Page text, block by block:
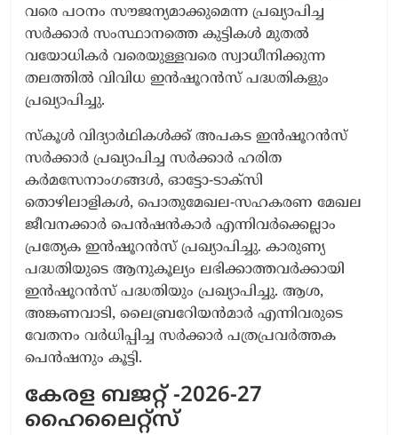
വരെ പഠനം സൗജന്യമാക്കുമെന്ന പ്രഖ്യാപിച്ച
സർക്കാർ സംസ്ഥാനത്തെ കുട്ടികൾ മുതൽ
വയോധികർ വരെയുള്ളവരെ സ്വാധീനിക്കുന്ന
തലത്തിൽ വിവിധ ഇൻഷൂറൻസ് പദ്ധതികളും
പ്രഖ്യാപിച്ചു.
സ്കൂൾ വിദ്യാർഥികൾക്ക് അപകട ഇൻഷൂറൻസ്
സർക്കാർ പ്രഖ്യാപിച്ച സർക്കാർ ഹരിത
കർമസേനാംഗങ്ങൾ, ഓട്ടോ-ടാക്സി
തൊഴിലാളികൾ, പൊതുമേഖല-സഹകരണ മേഖല
ജീവനക്കാർ പെൻഷൻകാർ എന്നിവർക്കെല്ലാം
പ്രത്യേക ഇൻഷൂറൻസ് പ്രഖ്യാപിച്ചു. കാരുണ്യ
പദ്ധതിയുടെ ആനുകൂല്യം ലഭിക്കാത്തവർക്കായി
ഇൻഷൂറൻസ് പദ്ധതിയും പ്രഖ്യാപിച്ചു. ആശ,
അങ്കണവാടി, ലൈബ്രറേിയൻമാർ എന്നിവരുടെ
വേതനം വർധിപ്പിച്ച സർക്കാർ പത്രപ്രവർത്തക
പെൻഷനും കൂട്ടി.
കേരള ബജറ്റ് -2026-27
ഹൈലൈറ്റ്സ്